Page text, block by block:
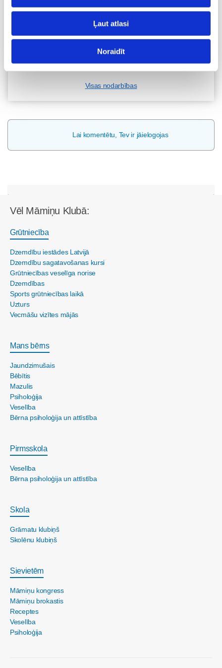
Ļaut atlasi
Noraidīt
Diānas Zandes lekcija TIEŠSAISTĒ
Pieteikties
Visas nodarbības
Lai komentētu, Tev ir jāielogojas
Vēl Māmiņu Klubā:
Grūtniecība
Dzemdību iestādes Latvijā
Dzemdību sagatavošanas kursi
Grūtniecības veselīga norise
Dzemdības
Sports grūtniecības laikā
Uzturs
Vecmāšu vizītes mājās
Mans bērns
Jaundzimušais
Bēbītis
Mazulis
Psiholoģija
Veselība
Bērna psiholoģija un attīstība
Pirmsskola
Veselība
Bērna psiholoģija un attīstība
Skola
Grāmatu klubiņš
Skolēnu klubiņš
Sievietēm
Māmiņu kongress
Māmiņu brokastis
Receptes
Veselība
Psiholoģija